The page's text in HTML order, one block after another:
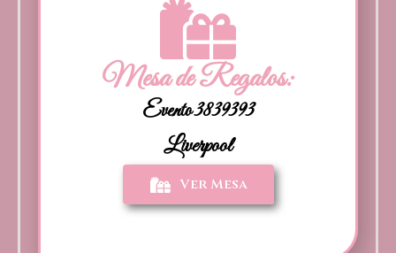
Mesa de Regalos:
Evento 3839393
Liverpool
Ver Mesa